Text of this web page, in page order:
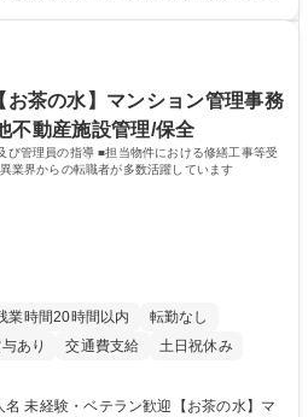
問はほとんどありません。 募集職種
ポート等)]未経験/年休123日/フレックス
社勤務で、安定した事業基盤のもと腰を
学院 大学 語
茶の水】マンション管理事務
不動産施設管理/保全
び管理員の指導 ■担当物件における修繕工事等受
界からの転職者が多数活躍しています
業時間20時間以内
転勤なし
あり 交通費支給 土日祝休み